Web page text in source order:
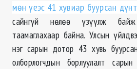
мөн үеэс 41 хувиар буурсан
сайнгүй нөлөө үзүүлж
таамаглахаар байна. Улсын
нэг сарын дотор 43 хувь
олборлогчдын борлуулалт